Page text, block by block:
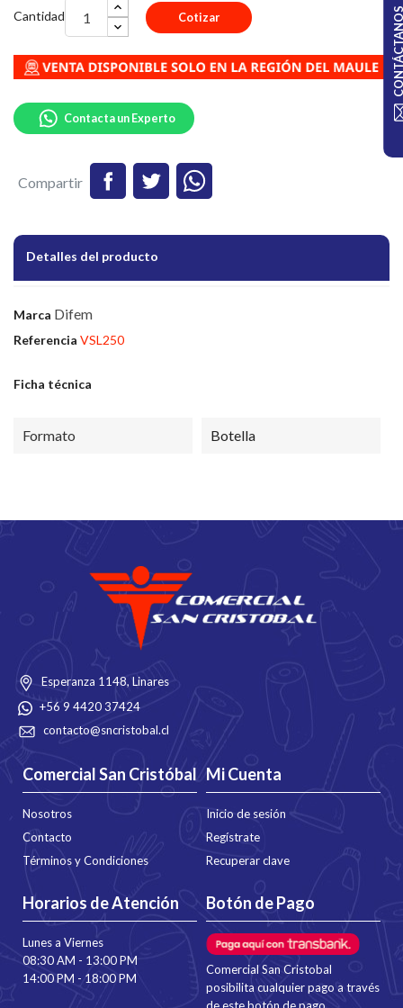
Cantidad Cotizar
Compartir
Contacta un Experto
Detalles del producto
Marca Difem
Referencia VSL250
Ficha técnica
Formato Botella
Esperanza 1148, Linares
+56 9 4420 37424
contacto@sncristobal.cl
Comercial San Cristóbal
Nosotros
Contacto
Términos y Condiciones
Mi Cuenta
Inicio de sesión
Regístrate
Recuperar clave
Horarios de Atención
Lunes a Viernes
08:30 AM - 13:00 PM
14:00 PM - 18:00 PM
Botón de Pago
Comercial San Cristobal
posibilita cualquier pago a través
de este botón de pago.